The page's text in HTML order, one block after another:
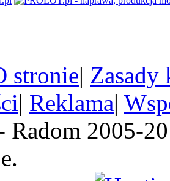
stronie| Zasady
| Reklama|
2005-